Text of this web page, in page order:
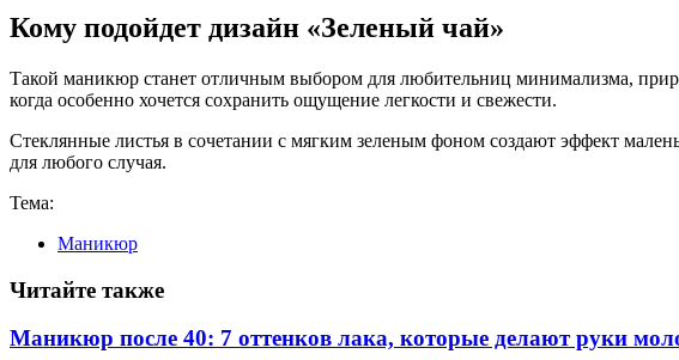
Кому подойдет дизайн «Зеленый чай»
Такой маникюр станет отличным выбором для любительниц минимализма,
когда особенно хочется сохранить ощущение легкости и свежести.
Стеклянные листья в сочетании с мягким зеленым фоном создают эффект
для любого случая.
Тема:
Маникюр
Читайте также
Маникюр после 40: 7 оттенков лака, которые делают руки